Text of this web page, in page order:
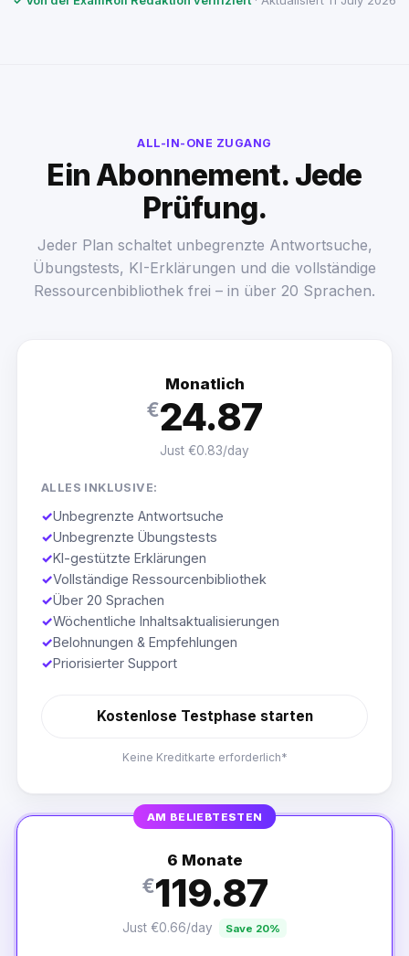
ALL-IN-ONE ZUGANG
Ein Abonnement. Jede
Prüfung.
Jeder Plan schaltet unbegrenzte Antwortsuche,
Übungstests, KI-Erklärungen und die vollständige
Ressourcenbibliothek frei – in über 20 Sprachen.
Monatlich
€24.87
Just €0.83/day
ALLES INKLUSIVE:
✓Unbegrenzte Antwortsuche
✓Unbegrenzte Übungstests
✓KI-gestützte Erklärungen
✓Vollständige Ressourcenbibliothek
✓Über 20 Sprachen
✓Wöchentliche Inhaltsaktualisierungen
✓Belohnungen & Empfehlungen
✓Priorisierter Support
Kostenlose Testphase starten
Keine Kreditkarte erforderlich*
AM BELIEBTESTEN
6 Monate
€119.87
Just €0.66/day Save 20%